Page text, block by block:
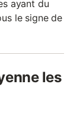
ayant du
le signe de
les